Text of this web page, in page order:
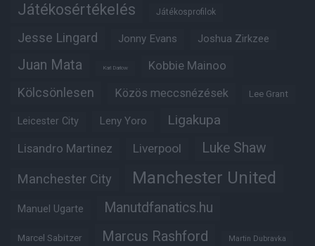
Játékosértékelés Játékosprofilok
Jesse Lingard Jonny Evans Joshua Zirkzee
Juan Mata Karl Darlow Kobbie Mainoo
Kölcsönlesen Közös meccsnézések Lee Grant
Leicester City Leny Yoro Ligakupa
Lisandro Martinez Liverpool Luke Shaw
Manchester City Manchester United
Manuel Ugarte Manutdfanatics.hu
Marcel Sabitzer Marcus Rashford Martin Dubravka